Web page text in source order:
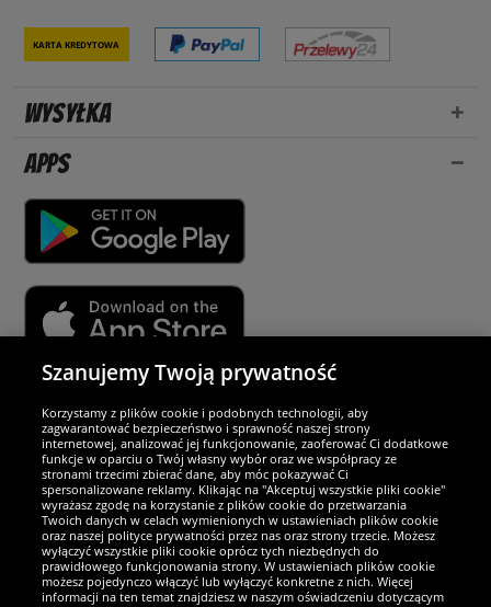
Karta kredytowa
Wysyłka
Apps
Partnerzy i bezpieczeństwo
Jesteśmy wyjątkowi
Szanujemy Twoją prywatność
Korzystamy z plików cookie i podobnych technologii, aby
zagwarantować bezpieczeństwo i sprawność naszej strony
internetowej, analizować jej funkcjonowanie, zaoferować Ci dodatkowe
funkcje w oparciu o Twój własny wybór oraz we współpracy ze
stronami trzecimi zbierać dane, aby móc pokazywać Ci
spersonalizowane reklamy. Klikając na "Akceptuj wszystkie pliki cookie"
wyrażasz zgodę na korzystanie z plików cookie do przetwarzania
Twoich danych w celach wymienionych w ustawieniach plików cookie
oraz naszej polityce prywatności przez nas oraz strony trzecie. Możesz
wyłączyć wszystkie pliki cookie oprócz tych niezbędnych do
prawidłowego funkcjonowania strony. W ustawieniach plików cookie
możesz pojedynczo włączyć lub wyłączyć konkretne z nich. Więcej
informacji na ten temat znajdziesz w naszym oświadczeniu dotyczącym